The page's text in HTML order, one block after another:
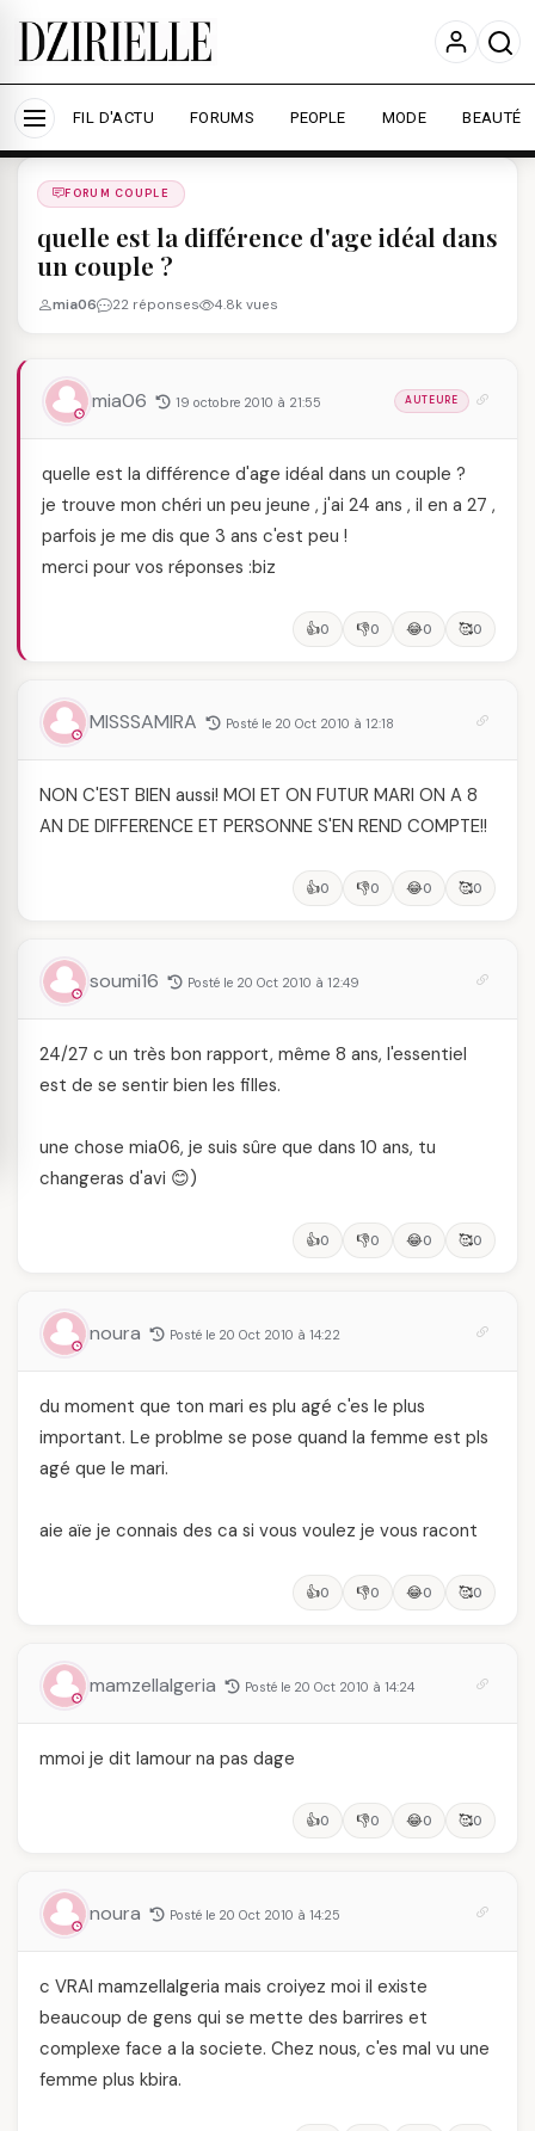
Nous utilisons des cookies pour améliorer votre
expérience et mesurer l'audience.
En savoir plus
Accepter tout Personnaliser
FIL D'ACTU FORUMS PEOPLE MODE BEAUTÉ
Forums
FORUM COUPLE
quelle est la différence d'age idéal dans
un couple ?
mia06 22 réponses 4.8k vues
mia06 19 octobre 2010 à 21:55 AUTEURE
quelle est la différence d'age idéal dans un couple ?
je trouve mon chéri un peu jeune , j'ai 24 ans , il en a 27 ,
parfois je me dis que 3 ans c'est peu !
merci pour vos réponses :biz
👍0 👎0 😂0 🥰0
MISSSAMIRA Posté le 20 Oct 2010 à 12:18
NON C'EST BIEN aussi! MOI ET ON FUTUR MARI ON A 8
AN DE DIFFERENCE ET PERSONNE S'EN REND COMPTE!!
👍0 👎0 😂0 🥰0
soumi16 Posté le 20 Oct 2010 à 12:49
24/27 c un très bon rapport, même 8 ans, l'essentiel
est de se sentir bien les filles.
une chose mia06, je suis sûre que dans 10 ans, tu
changeras d'avi 😊)
👍0 👎0 😂0 🥰0
noura Posté le 20 Oct 2010 à 14:22
du moment que ton mari es plu agé c'es le plus
important. Le problme se pose quand la femme est pls
agé que le mari.
aie aïe je connais des ca si vous voulez je vous racont
👍0 👎0 😂0 🥰0
mamzellalgeria Posté le 20 Oct 2010 à 14:24
mmoi je dit lamour na pas dage
👍0 👎0 😂0 🥰0
noura Posté le 20 Oct 2010 à 14:25
c VRAI mamzellalgeria mais croiyez moi il existe
beaucoup de gens qui se mette des barrires et
complexe face a la societe. Chez nous, c'es mal vu une
femme plus kbira.